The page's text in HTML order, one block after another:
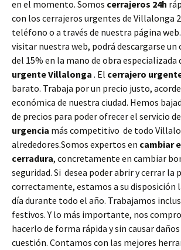
en el momento. Somos cerrajeros 24h
con los cerrajeros urgentes de Villalonga
teléfono o a través de nuestra página web.
visitar nuestra web, podrá descargarse un
del 15% en la mano de obra especializada
urgente Villalonga . El cerrajero
barato. Trabaja por un precio justo,
económica de nuestra ciudad. Hemos
de precios para poder ofrecer el servicio de
urgencia más competitivo de todo
alrededores.Somos expertos en cambiar
cerradura, concretamente en cambiar
seguridad. Si desea poder abrir y cerrar la
correctamente, estamos a su disposición
día durante todo el año. Trabajamos
festivos. Y lo más importante, nos
hacerlo de forma rápida y sin causar
cuestión. Contamos con las mejores